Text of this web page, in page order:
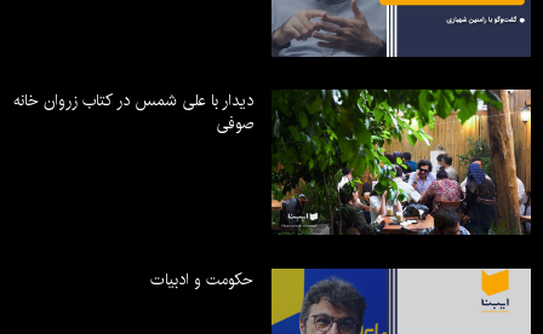
دیدار با علی شمس در کتاب زروان خانه
صوفی
حکومت و ادبیات